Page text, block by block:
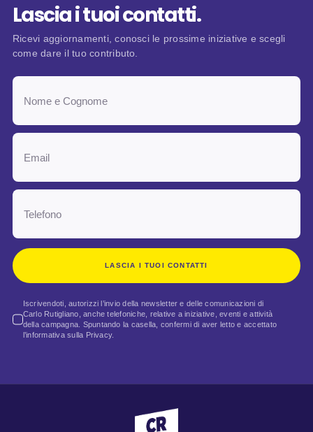
Lascia i tuoi contatti.
Ricevi aggiornamenti, conosci le prossime iniziative e scegli
come dare il tuo contributo.
LASCIA I TUOI CONTATTI
Iscrivendoti, autorizzi l’invio della newsletter e delle comunicazioni di
Carlo Rutigliano, anche telefoniche, relative a iniziative, eventi e attività
della campagna. Spuntando la casella, confermi di aver letto e accettato
l’informativa sulla Privacy.